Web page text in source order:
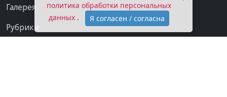
Галерея
Рубрики
политика обработки персональных
данных . Я согласен / согласна